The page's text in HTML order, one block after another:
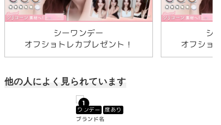
シーワンデー
オフショトレカプレゼント！
シ
オフショ
他の人によく見られています
1
ワンデー
度あり
ブランド名